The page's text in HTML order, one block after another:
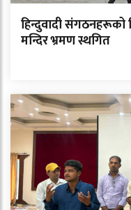
हिन्दुवादी संगठनहरूको
मन्दिर भ्रमण स्थगित